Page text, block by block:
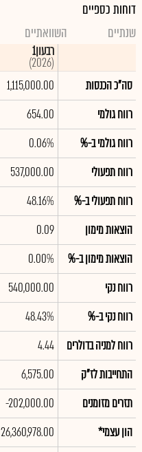
דוחות כספיים
שנתיים
השוואתיים
רבעון1
(2026)
סה"כ הכנסות
1,115,000.00
רווח גולמי
654.00
רווח גולמי ב-%
0.06%
רווח תפעולי
537,000.00
רווח תפעולי ב-%
48.16%
הוצאות מימון
0.09
הוצאות מימון ב-%
0.00%
רווח נקי
540,000.00
רווח נקי ב-%
48.43%
רווח למניה בדולרים
4.44
התחייבות לז"ק
6,575.00
תזרים מזומנים
-202,000.00
הון עצמי*
26,360,978.00